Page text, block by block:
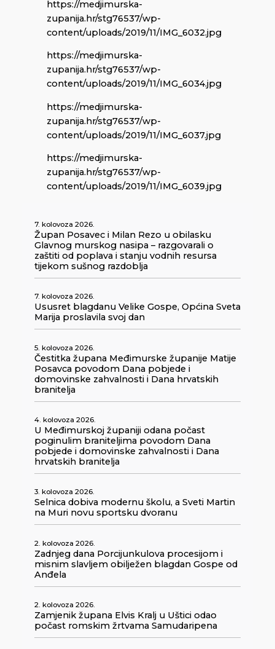
https://medjimurska-
zupanija.hr/stg76537/wp-
content/uploads/2019/11/IMG_6032.jpg
https://medjimurska-
zupanija.hr/stg76537/wp-
content/uploads/2019/11/IMG_6034.jpg
https://medjimurska-
zupanija.hr/stg76537/wp-
content/uploads/2019/11/IMG_6037.jpg
https://medjimurska-
zupanija.hr/stg76537/wp-
content/uploads/2019/11/IMG_6039.jpg
7. kolovoza 2026.
Župan Posavec i Milan Rezo u obilasku
Glavnog murskog nasipa – razgovarali o
zaštiti od poplava i stanju vodnih resursa
tijekom sušnog razdoblja
7. kolovoza 2026.
Ususret blagdanu Velike Gospe, Općina Sveta
Marija proslavila svoj dan
5. kolovoza 2026.
Čestitka župana Međimurske županije Matije
Posavca povodom Dana pobjede i
domovinske zahvalnosti i Dana hrvatskih
branitelja
4. kolovoza 2026.
U Međimurskoj županiji odana počast
poginulim braniteljima povodom Dana
pobjede i domovinske zahvalnosti i Dana
hrvatskih branitelja
3. kolovoza 2026.
Selnica dobiva modernu školu, a Sveti Martin
na Muri novu sportsku dvoranu
2. kolovoza 2026.
Zadnjeg dana Porcijunkulova procesijom i
misnim slavljem obilježen blagdan Gospe od
Anđela
2. kolovoza 2026.
Zamjenik župana Elvis Kralj u Uštici odao
počast romskim žrtvama Samudaripena